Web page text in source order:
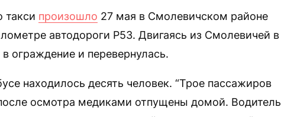
такси произошло 27 мая в Смолевичском районе
автодороги Р53. Двигаясь из Смолевичей в
ограждение и перевернулась.
находилось десять человек. “Трое пассажиров
осмотра медиками отпущены домой. Водитель